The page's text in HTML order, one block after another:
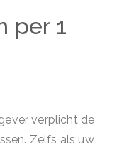
per 1
verplicht de
Zelfs als uw